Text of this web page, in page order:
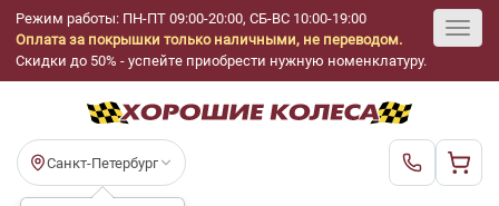
Режим работы: ПН-ПТ 09:00-20:00, СБ-ВС 10:00-19:00
Оплата за покрышки только наличными, не переводом.
Скидки до 50% - успейте приобрести нужную номенклатуру.
Санкт-Петербург